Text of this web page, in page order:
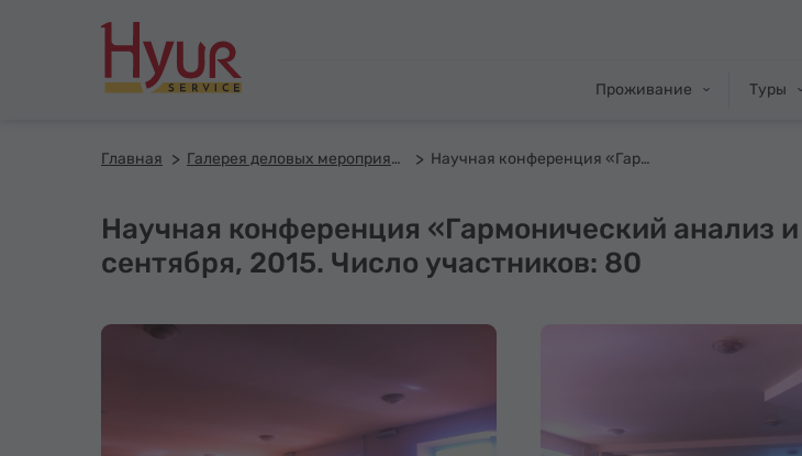
Проживание Туры
Главная Галерея деловых мероприятий Научная конференция «Гармонический анализ и аппроксимации, VI», Цахкадзор. 12-18 сентября, 2015. Число участников: 80
Научная конференция «Гармонический анализ
сентября, 2015. Число участников: 80